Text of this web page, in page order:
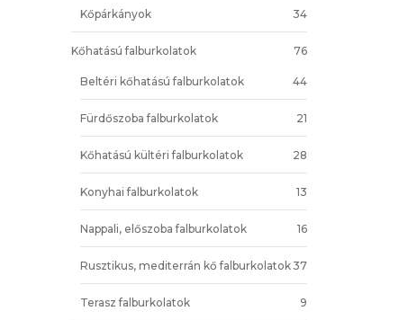
Kőpárkányok 34
Kőhatású falburkolatok 76
Beltéri kőhatású falburkolatok 44
Fürdőszoba falburkolatok 21
Kőhatású kültéri falburkolatok 28
Konyhai falburkolatok 13
Nappali, előszoba falburkolatok 16
Rusztikus, mediterrán kő falburkolatok37
Terasz falburkolatok 9